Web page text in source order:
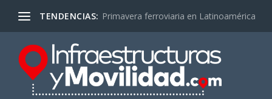
TENDENCIAS: Primavera ferroviaria en Latinoamérica